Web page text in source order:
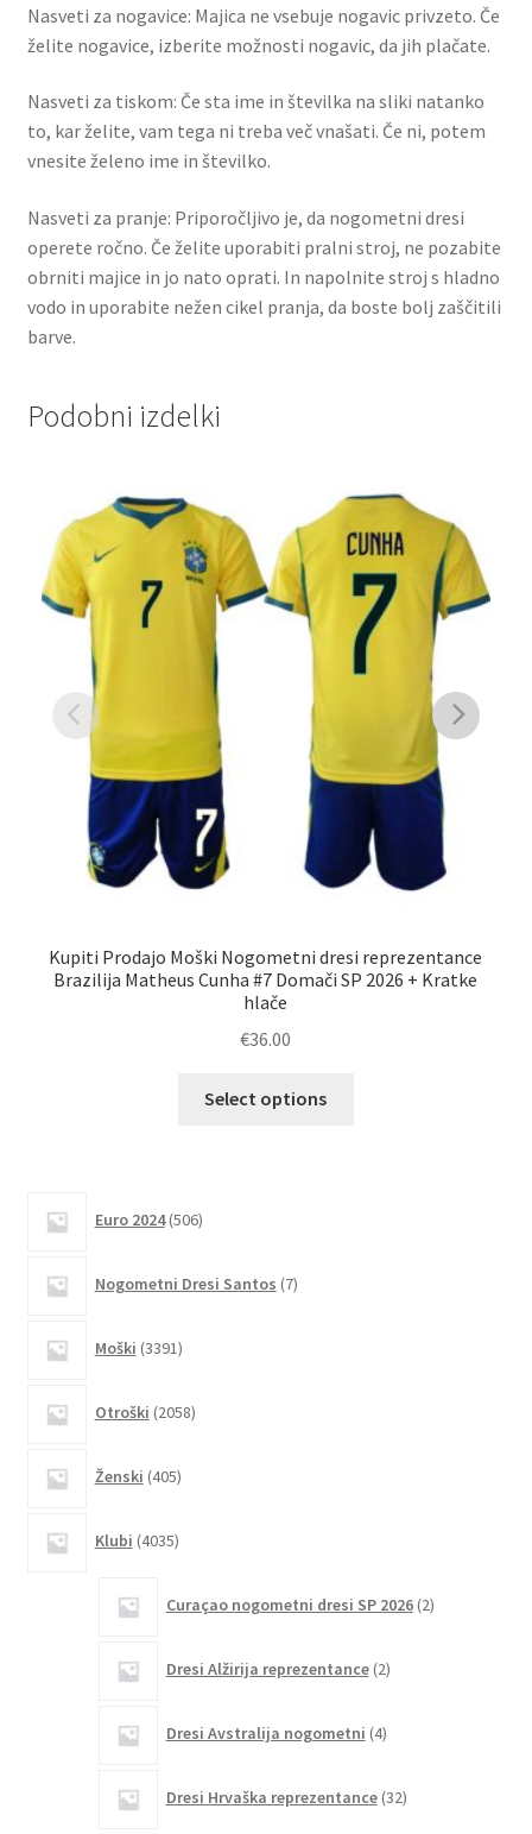
Nasveti za nogavice: Majica ne vsebuje nogavic privzeto. Če
želite nogavice, izberite možnosti nogavic, da jih plačate.
Nasveti za tiskom: Če sta ime in številka na sliki natanko
to, kar želite, vam tega ni treba več vnašati. Če ni, potem
vnesite želeno ime in številko.
Nasveti za pranje: Priporočljivo je, da nogometni dresi
operete ročno. Če želite uporabiti pralni stroj, ne pozabite
obrniti majice in jo nato oprati. In napolnite stroj s hladno
vodo in uporabite nežen cikel pranja, da boste bolj zaščitili
barve.
Podobni izdelki
Kupiti Prodajo Moški Nogometni dresi reprezentance
Brazilija Matheus Cunha #7 Domači SP 2026 + Kratke
hlače
€36.00
Select options
Euro 2024 506izdelkov
Nogometni Dresi Santos 7izdelkov
Moški 3391izdelkov
Otroški 2058izdelkov
Ženski 405izdelkov
Klubi 4035izdelkov
Curaçao nogometni dresi SP 2026 2izdelka
Dresi Alžirija reprezentance 2izdelka
Dresi Avstralija nogometni 4izdelki
Dresi Hrvaška reprezentance 32izdelkov